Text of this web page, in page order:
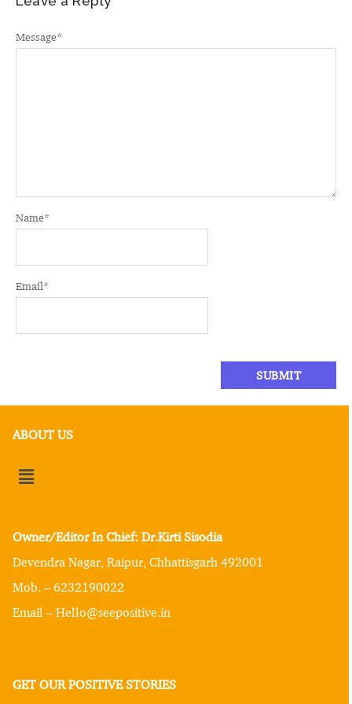
Message*
Name*
Email*
ABOUT US
Owner/Editor In Chief: Dr.Kirti Sisodia
Devendra Nagar, Raipur, Chhattisgarh 492001
Mob. – 6232190022
Email – Hello@seepositive.in
GET OUR POSITIVE STORIES